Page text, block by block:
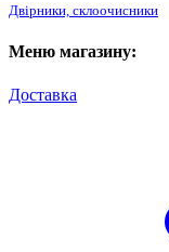
Двірники, склоочисники
Меню магазину:
Доставка